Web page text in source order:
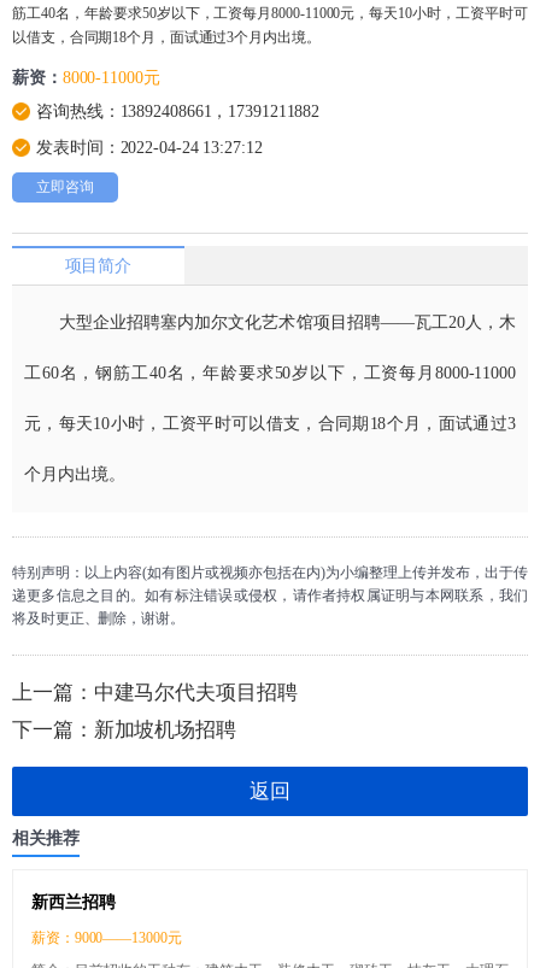
筋工40名，年龄要求50岁以下，工资每月8000-11000元，每天10小时，工资平时可
以借支，合同期18个月，面试通过3个月内出境。
薪资： 8000-11000元
咨询热线：13892408661，17391211882
发表时间：2022-04-24 13:27:12
立即咨询
项目简介
大型企业招聘塞内加尔文化艺术馆项目招聘——瓦工20人，木
工60名，钢筋工40名，年龄要求50岁以下，工资每月8000-11000
元，每天10小时，工资平时可以借支，合同期18个月，面试通过3
个月内出境。
特别声明：以上内容(如有图片或视频亦包括在内)为小编整理上传并发布，出于传
递更多信息之目的。如有标注错误或侵权，请作者持权属证明与本网联系，我们
将及时更正、删除，谢谢。
上一篇： 中建马尔代夫项目招聘
下一篇： 新加坡机场招聘
返回
相关推荐
新西兰招聘
薪资：9000——13000元